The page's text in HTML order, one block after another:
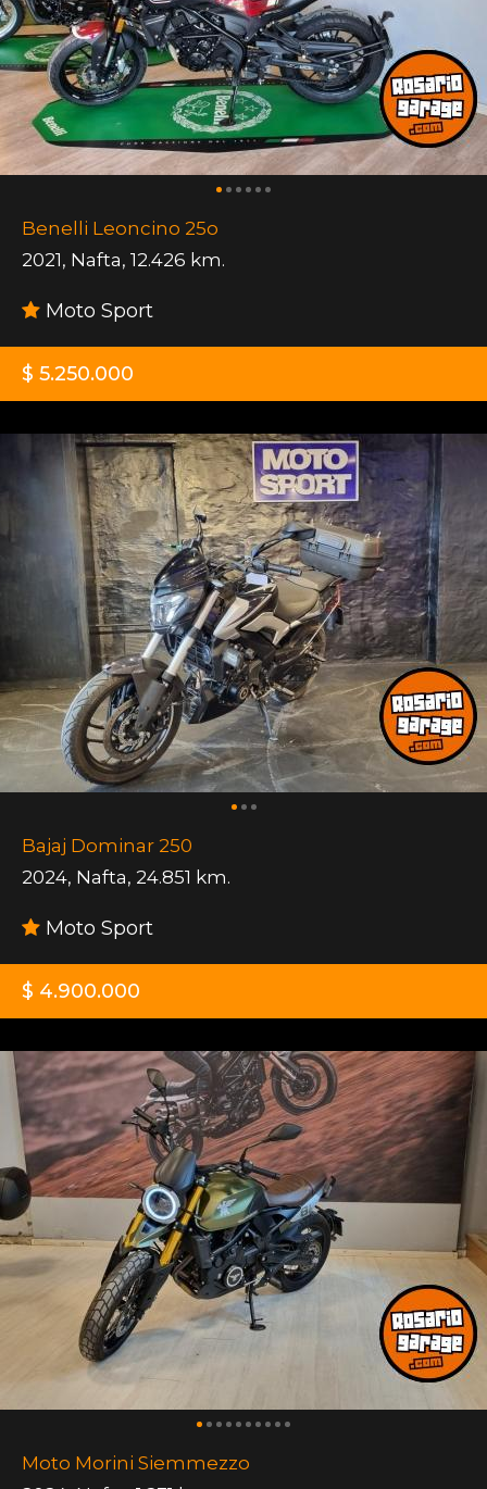
Benelli Leoncino 25o
2021, Nafta, 12.426 km.
Moto Sport
$ 5.250.000
Bajaj Dominar 250
2024, Nafta, 24.851 km.
Moto Sport
$ 4.900.000
Moto Morini Siemmezzo